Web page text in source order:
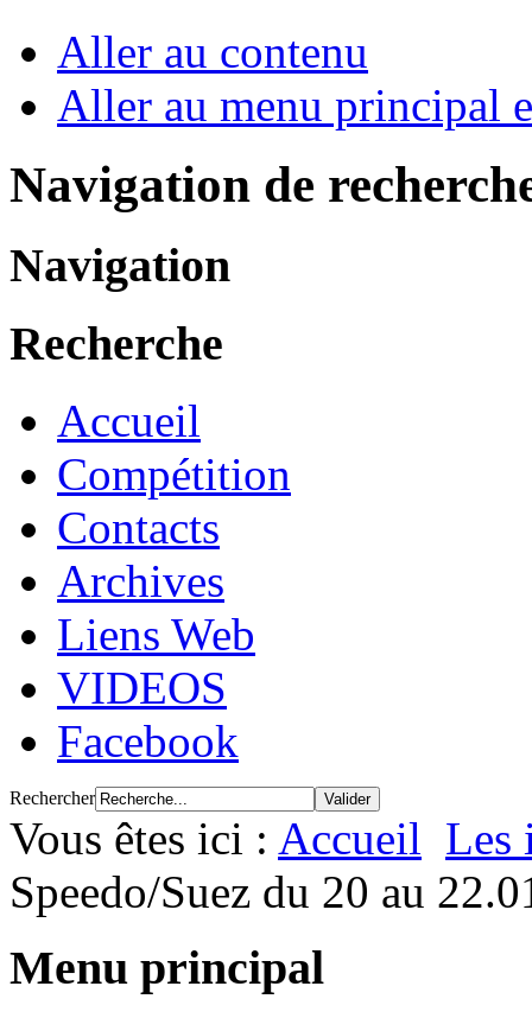
Aller au contenu
Aller au menu principal
Navigation de
Navigation
Recherche
Accueil
Compétition
Contacts
Archives
Liens Web
VIDEOS
Facebook
Rechercher
Vous êtes ici : Accueil Les
Speedo/Suez du 20 au
Menu principal